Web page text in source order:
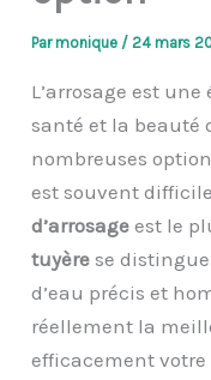
Parmonique /24 mars
L’arrosage est
santé et la beauté
nombreuses
est souvent
d’arrosageest le
tuyère se
d’eau précis et
réellement la
efficacement votre